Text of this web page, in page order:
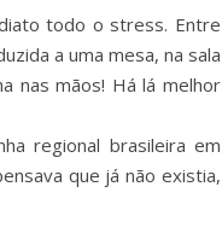
todo o stress. Entre
a uma mesa, na sala
nas mãos! Há lá melhor
regional brasileira em
que já não existia,